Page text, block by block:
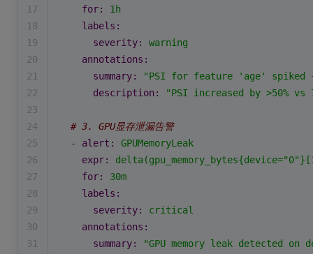
17
for:
1h
18
labels:
19
severity:
warning
20
annotations:
21
summary: "PSI for feature 'age' spiked
22
description:
"PSI increased by >50%
23
24
# 3. GPU显存泄漏告警
25
- alert:
GPUMemoryLeak
26
expr:
27
for:
30m
28
labels:
29
severity:
critical
30
annotations:
31
summary:
"GPU memory leak detected on